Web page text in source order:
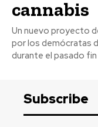
cannabis
Un nuevo proyecto
por los demócratas
durante el pasado
Subscribe